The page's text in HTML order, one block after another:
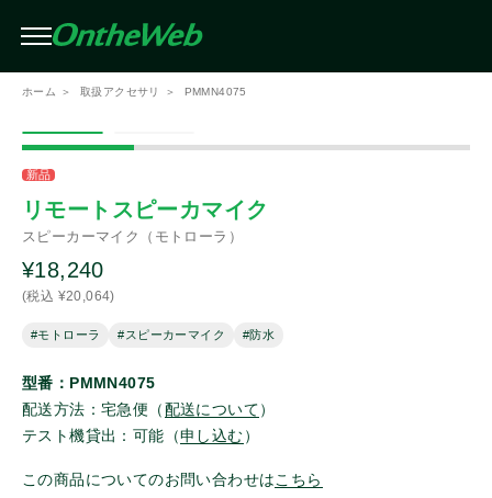
ホーム 取扱アクセサリ PMMN4075
新品
リモートスピーカマイク
スピーカーマイク（モトローラ）
¥18,240
(税込 ¥20,064)
#モトローラ #スピーカーマイク #防水
型番：PMMN4075
配送方法：宅急便（配送について）
テスト機貸出：可能（申し込む）
この商品についてのお問い合わせはこちら
メーカー
アイコム
モトローラ
スタンダード
スタンダードホライゾン